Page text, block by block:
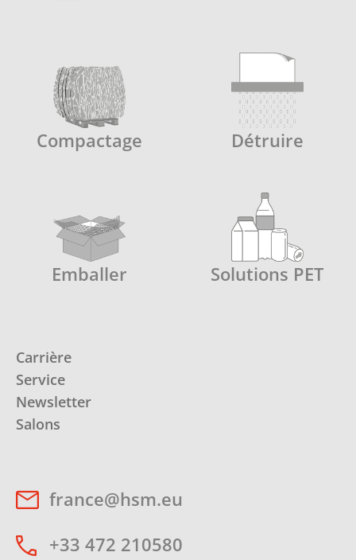
Compactage Détruire
Emballer Solutions PET
Carrière
Service
Newsletter
Salons
france@hsm.eu
+33 472 210580